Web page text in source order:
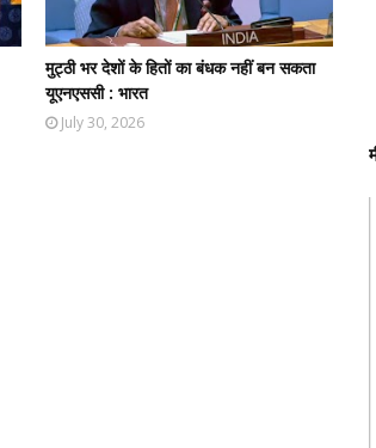
मुट्ठी भर देशों के हितों का बंधक नहीं बन सकता
यूएनएससी : भारत
July 30, 2026